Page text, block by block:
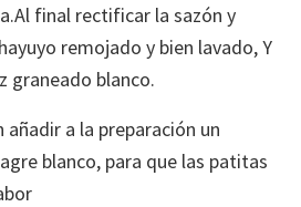
final rectificar la sazón y
remojado y bien lavado, Y
graneado blanco.
añadir a la preparación un
blanco, para que las patitas